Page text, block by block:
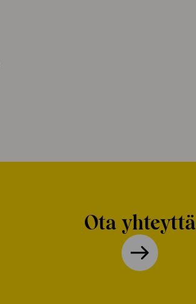
Ota yhteyttä